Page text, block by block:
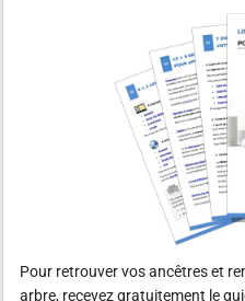
Pour retrouver vos ancêtres et
arbre, recevez gratuitement le